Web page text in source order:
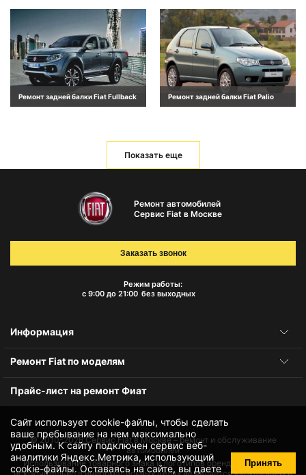
Ремонт задней балки Fiat Fullback Ремонт задней балки Fiat Palio
Показать еще
Сайт использует cookie-файлы, чтобы сделать
ваше пребывание на нем максимально
удобным. К cайту подключен сервис веб-
аналитики Яндекс.Метрика, использующий
cookie-файлы. Оставаясь на сайте, вы даете
Принять
Ремонт автомобилей
Сервис Fiat в Москве
Режим работы:
с 9:00 до 21:00 без выходных
Заказать звонок
Информация
Ремонт Fiat по моделям
Прайс-лист на ремонт Фиат
© 2010-2026Сервис Fiat в Москве – ремонт и обслуживание
автомобилей
Использование товарного знака и логотипов бренда происходит